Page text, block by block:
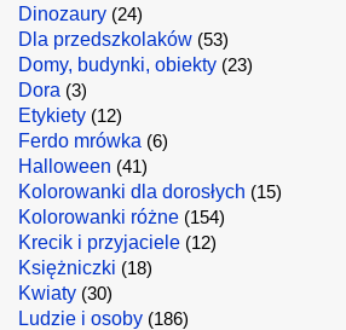
Dinozaury (24)
Dla przedszkolaków (53)
Domy, budynki, obiekty (23)
Dora (3)
Etykiety (12)
Ferdo mrówka (6)
Halloween (41)
Kolorowanki dla dorosłych (15)
Kolorowanki różne (154)
Krecik i przyjaciele (12)
Księżniczki (18)
Kwiaty (30)
Ludzie i osoby (186)